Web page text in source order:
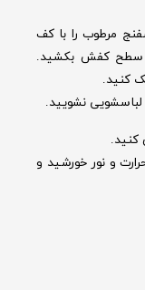
مرطوب را با کف
سطح کفش بکشید.
کنید.
نشویید.
کنید.
و نور خورشید و